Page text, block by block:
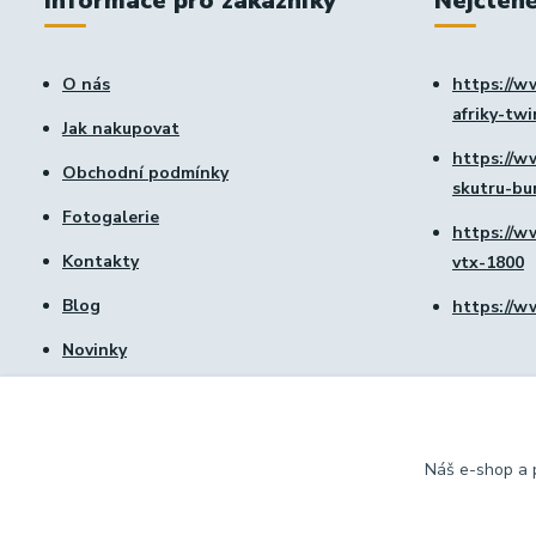
O nás
Jak nakupovat
Obchodní podmínky
Fotogalerie
Kontakty
Blog
Novinky
https://
afriky-
https://
skutru-
https://
vtx-1800
https://
Náš e-shop a